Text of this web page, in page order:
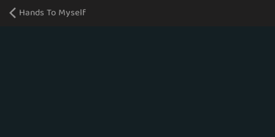
Hands To Myself